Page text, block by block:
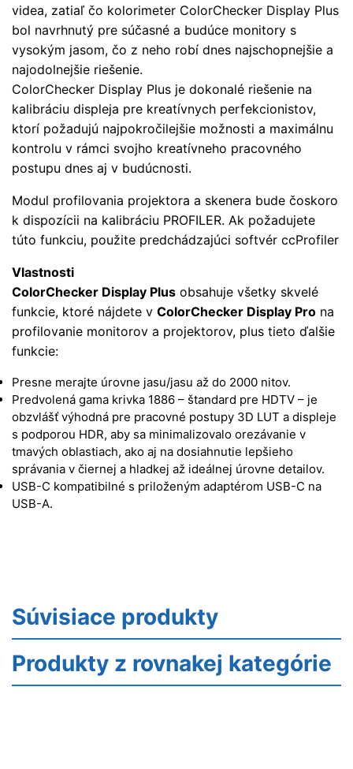
videa, zatiaľ čo kolorimeter ColorChecker Display Plus
bol navrhnutý pre súčasné a budúce monitory s
vysokým jasom, čo z neho robí dnes najschopnejšie a
najodolnejšie riešenie.
ColorChecker Display Plus je dokonalé riešenie na
kalibráciu displeja pre kreatívnych perfekcionistov,
ktorí požadujú najpokročilejšie možnosti a maximálnu
kontrolu v rámci svojho kreatívneho pracovného
postupu dnes aj v budúcnosti.
Modul profilovania projektora a skenera bude čoskoro
k dispozícii na kalibráciu PROFILER. Ak požadujete
túto funkciu, použite predchádzajúci softvér ccProfiler
Vlastnosti
ColorChecker Display Plus obsahuje všetky skvelé
funkcie, ktoré nájdete v ColorChecker Display Pro na
profilovanie monitorov a projektorov, plus tieto ďalšie
funkcie:
Presne merajte úrovne jasu/jasu až do 2000 nitov.
Predvolená gama krivka 1886 – štandard pre HDTV – je
obzvlášť výhodná pre pracovné postupy 3D LUT a displeje
s podporou HDR, aby sa minimalizovalo orezávanie v
tmavých oblastiach, ako aj na dosiahnutie lepšieho
správania v čiernej a hladkej až ideálnej úrovne detailov.
USB-C kompatibilné s priloženým adaptérom USB-C na
USB-A.
Súvisiace produkty
Produkty z rovnakej kategórie